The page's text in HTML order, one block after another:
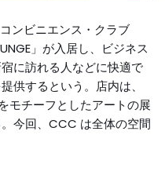
ンビニエンス・クラブ
」が入居し、ビジネス
に訪れる人などに快適で
供するという。店内は、
モチーフとしたアートの展
今回、CCC は全体の空間